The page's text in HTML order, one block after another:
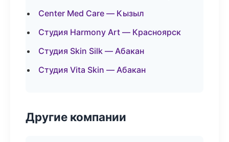
Center Med Care — Кызыл
Студия Harmony Art — Красноярск
Студия Skin Silk — Абакан
Студия Vita Skin — Абакан
Другие компании